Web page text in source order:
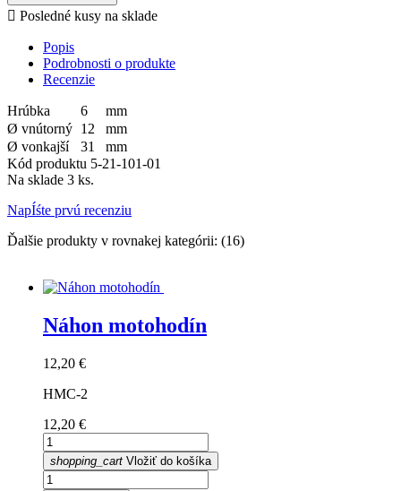
 Posledné kusy na sklade
Popis
Podrobnosti o produkte
Recenzie
Hrúbka 6
mm
Ø vnútorný 12
mm
Ø vonkajší
31
mm
Kód produktu 5-21-101-01
Na sklade 3 ks.
NapÍśte prvú recenziu
Ďalšie produkty v rovnakej kategórii: (16)
Náhon motohodín
Cena
12,20 €
HMC-2
Cena
12,20 €
shopping_cart Vložiť do košíka